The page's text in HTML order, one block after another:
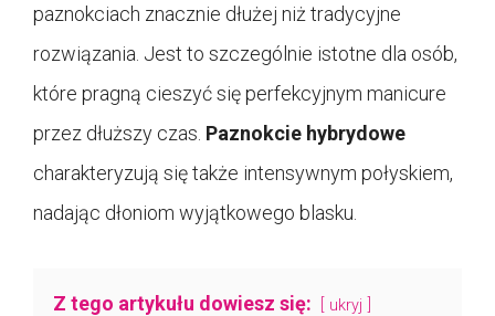
paznokciach znacznie dłużej niż tradycyjne
rozwiązania. Jest to szczególnie istotne dla osób,
które pragną cieszyć się perfekcyjnym manicure
przez dłuższy czas. Paznokcie hybrydowe
charakteryzują się także intensywnym połyskiem,
nadając dłoniom wyjątkowego blasku.
Z tego artykułu dowiesz się: ukryj